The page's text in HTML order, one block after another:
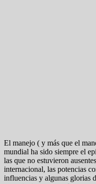
El manejo ( y más que el
mundial ha sido siempre el
las que no estuvieron
internacional, las potencias
influencias y algunas glorias